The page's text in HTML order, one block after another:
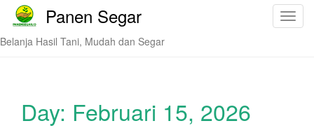
T
Panen Segar
Belanja Hasil Tani, Mudah dan Segar
Day: Februari 15, 2026